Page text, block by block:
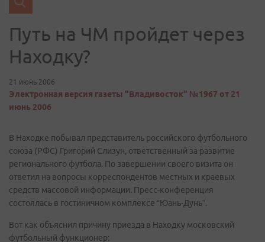
Путь на ЧМ пройдет через
Находку?
21 июнь 2006
Электронная версия газеты "Владивосток" №1967 от 21
июнь 2006
В Находке побывал представитель российского футбольного
союза (РФС) Григорий Слизун, ответственный за развитие
регионального футбола. По завершении своего визита он
ответил на вопросы корреспондентов местных и краевых
средств массовой информации. Пресс-конференция
состоялась в гостиничном комплексе “Юань-Дунь”.
Вот как объяснил причину приезда в Находку московский
футбольный функционер: